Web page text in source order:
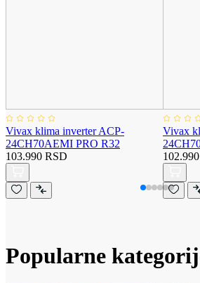
Vivax klima inverter ACP-
24CH70AEMI PRO R32
103.990 RSD
Vivax
Popularne